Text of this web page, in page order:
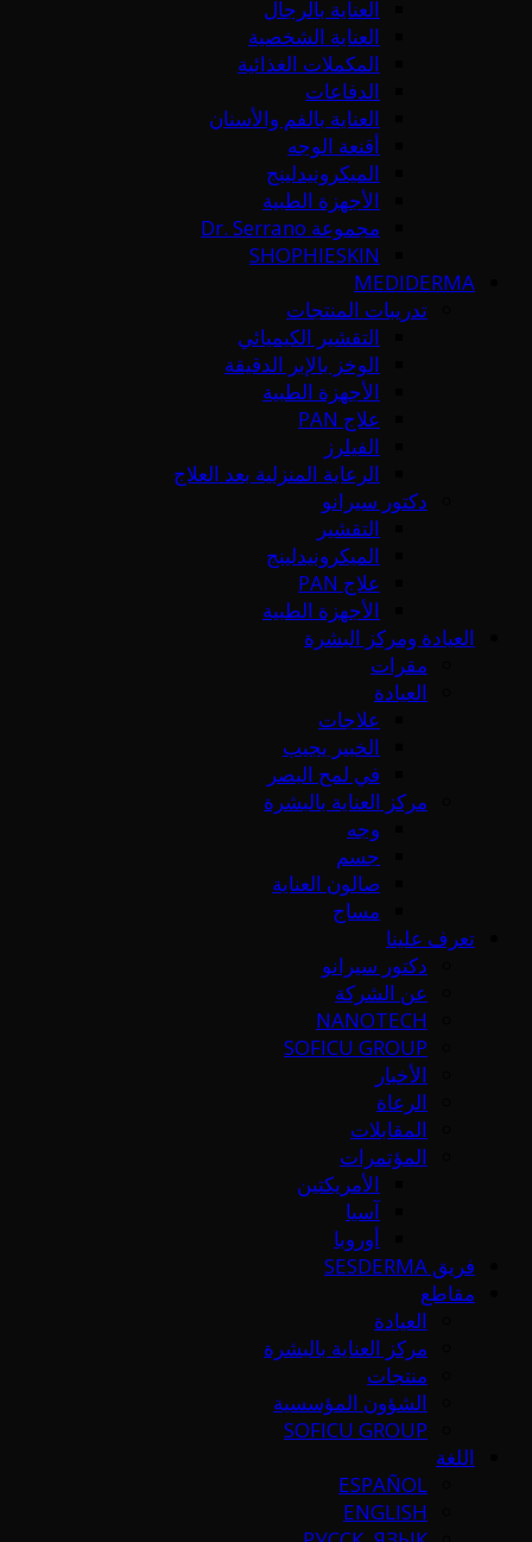
العناية بالرجال
العناية الشخصية
المكملات الغذائية
الدفاعات
العناية بالفم والأسنان
أقنعة الوجه
الميكرونيدلينج
الأجهزة الطبية
مجموعة Dr. Serrano
SHOPHIESKIN
MEDIDERMA
تدريبات المنتجات
التقشير الكيميائي
الوخز بالإبر الدقيقة
الأجهزة الطبية
علاج PAN
الفيلرز
الرعاية المنزلية بعد العلاج
دكتور سيرانو
التقشير
الميكرونيدلينج
علاج PAN
الأجهزة الطبية
العيادة ومركز البشرة
مقرات
العيادة
علاجات
الخبير يجيب
في لمح البصر
مركز العناية بالبشرة
وجه
جسم
صالون العناية
مساج
تعرف علينا
دكتور سيرانو
عن الشركة
NANOTECH
SOFICU GROUP
الأخبار
الرعاة
المقابلات
المؤتمرات
الأمريكتين
آسيا
أوروبا
فريق SESDERMA
مقاطع
العيادة
مركز العناية بالبشرة
منتجات
الشؤون المؤسسية
SOFICU GROUP
اللغة
ESPAÑOL
ENGLISH